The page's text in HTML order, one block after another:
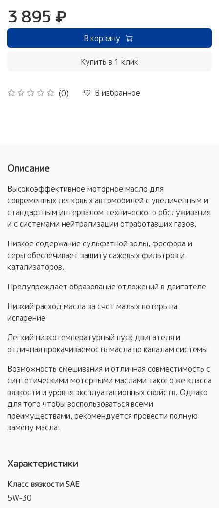
(0) В избранное
3 895 ₽
В корзину
Купить в 1 клик
Описание
Высокоэффективное моторное масло для
современных легковых автомобилей с увеличенным и
стандартным интервалом технического обслуживания
и с системами нейтрализации отработавших газов.
Низкое содержание сульфатной золы, фосфора и
серы обеспечивает защиту сажевых фильтров и
катализаторов.
Предупреждает образование отложений в двигателе
Низкий расход масла за счет малых потерь на
испарение
Легкий низкотемпературный пуск двигателя и
отличная прокачиваемость масла по каналам системы
Возможность смешивания и отличная совместимость с
синтетическими моторными маслами такого же класса
вязкости и уровня эксплуатационных свойств. Однако
для того чтобы воспользоваться всеми
преимуществами, рекомендуется провести полную
замену масла.
Характеристики
Класс вязкости SAE
5W-30